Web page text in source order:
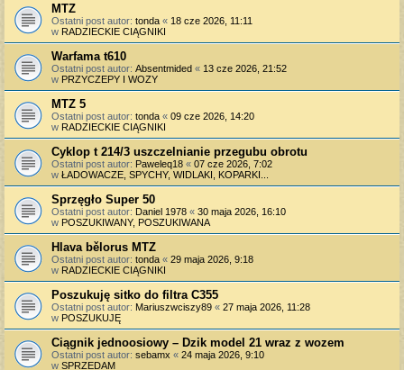
MTZ
Ostatni post autor: tonda « 18 cze 2026, 11:11
w RADZIECKIE CIĄGNIKI
Warfama t610
Ostatni post autor: Absentmided « 13 cze 2026, 21:52
w PRZYCZEPY I WOZY
MTZ 5
Ostatni post autor: tonda « 09 cze 2026, 14:20
w RADZIECKIE CIĄGNIKI
Cyklop t 214/3 uszczelnianie przegubu obrotu
Ostatni post autor: Paweleq18 « 07 cze 2026, 7:02
w ŁADOWACZE, SPYCHY, WIDLAKI, KOPARKI...
Sprzęgło Super 50
Ostatni post autor: Daniel 1978 « 30 maja 2026, 16:10
w POSZUKIWANY, POSZUKIWANA
Hlava bělorus MTZ
Ostatni post autor: tonda « 29 maja 2026, 9:18
w RADZIECKIE CIĄGNIKI
Poszukuję sitko do filtra C355
Ostatni post autor: Mariuszwciszy89 « 27 maja 2026, 11:28
w POSZUKUJĘ
Ciągnik jednoosiowy – Dzik model 21 wraz z wozem
Ostatni post autor: sebamx « 24 maja 2026, 9:10
w SPRZEDAM